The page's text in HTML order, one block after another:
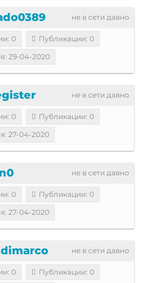
не в сети давно
0
Публикации: 0
29-04-2020
не в сети давно
0
Публикации: 0
27-04-2020
не в сети давно
0
Публикации: 0
27-04-2020
не в сети давно
0
Публикации: 0